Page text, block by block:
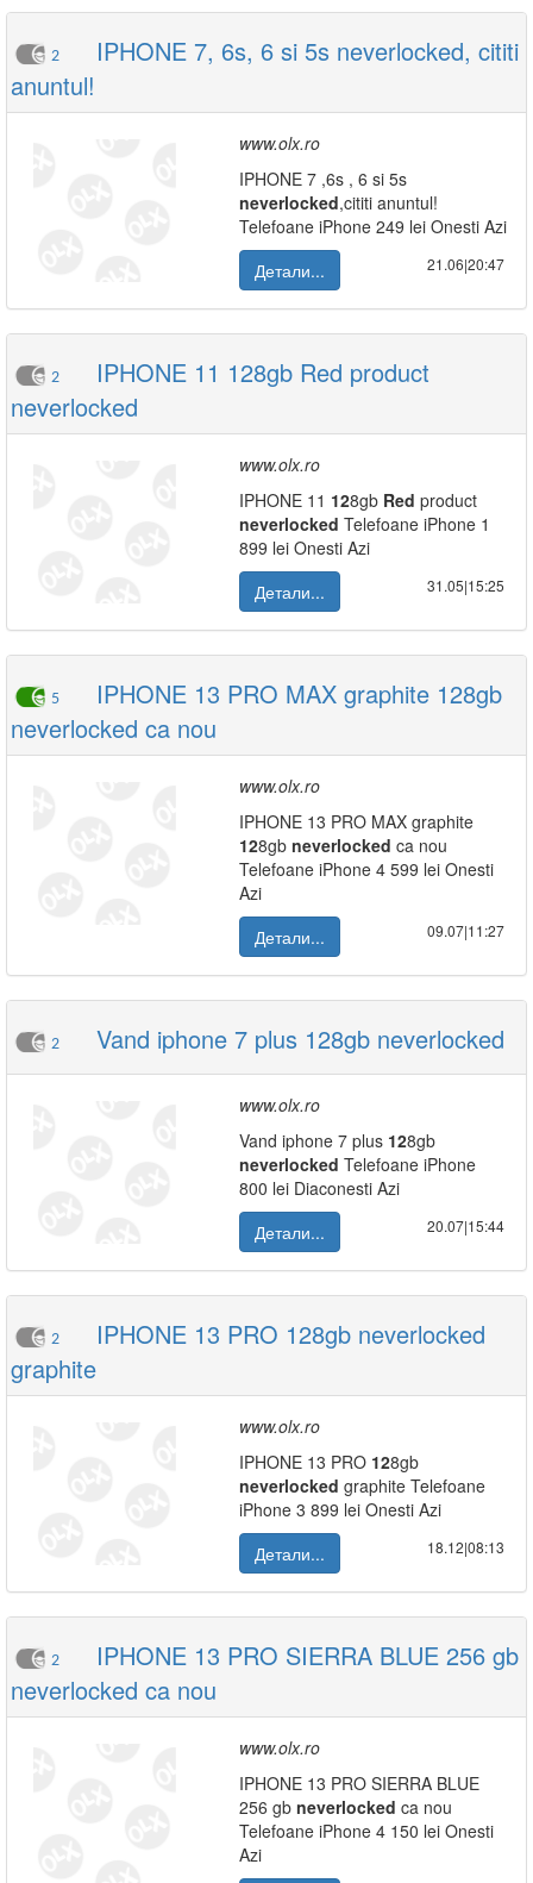
2
IPHONE 7, 6s, 6 si 5s neverlocked, cititi
anuntul!
www.olx.ro
IPHONE 7 ,6s , 6 si 5s
neverlocked,cititi anuntul!
Telefoane iPhone 249 lei Onesti Azi
Детали...
21.06|20:47
2
IPHONE 11 128gb Red product
neverlocked
www.olx.ro
IPHONE 11 128gb Red product
neverlocked Telefoane iPhone 1
899 lei Onesti Azi
Детали...
31.05|15:25
5
IPHONE 13 PRO MAX graphite 128gb
neverlocked ca nou
www.olx.ro
IPHONE 13 PRO MAX graphite
128gb neverlocked ca nou
Telefoane iPhone 4 599 lei Onesti
Azi
Детали...
09.07|11:27
2 Vand iphone 7 plus 128gb neverlocked
www.olx.ro
Vand iphone 7 plus 128gb
neverlocked Telefoane iPhone
800 lei Diaconesti Azi
Детали...
20.07|15:44
2
IPHONE 13 PRO 128gb neverlocked
graphite
www.olx.ro
IPHONE 13 PRO 128gb
neverlocked graphite Telefoane
iPhone 3 899 lei Onesti Azi
Детали...
18.12|08:13
2
IPHONE 13 PRO SIERRA BLUE 256 gb
neverlocked ca nou
www.olx.ro
IPHONE 13 PRO SIERRA BLUE
256 gb neverlocked ca nou
Telefoane iPhone 4 150 lei Onesti
Azi